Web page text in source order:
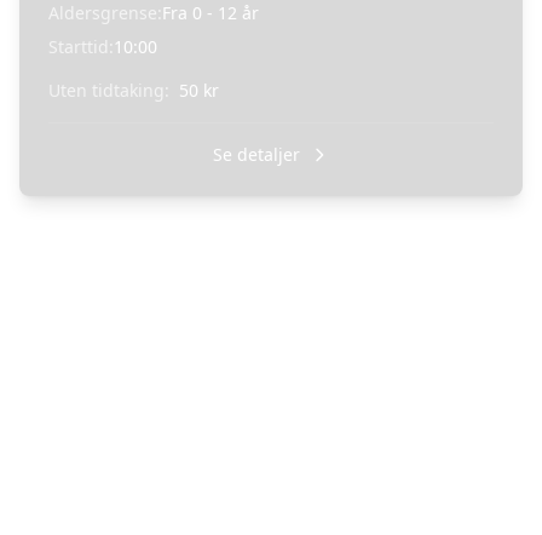
Aldersgrense: Fra 0 - 12 år
Starttid: 10:00
Uten tidtaking:
50 kr
Se detaljer